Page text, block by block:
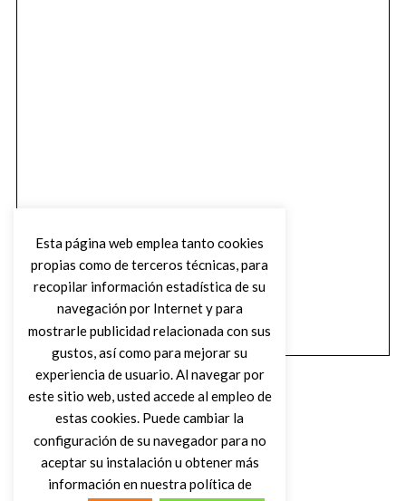
Esta página web emplea tanto cookies
propias como de terceros técnicas, para
recopilar información estadística de su
navegación por Internet y para
mostrarle publicidad relacionada con sus
gustos, así como para mejorar su
experiencia de usuario. Al navegar por
este sitio web, usted accede al empleo de
estas cookies. Puede cambiar la
configuración de su navegador para no
aceptar su instalación u obtener más
información en nuestra política de